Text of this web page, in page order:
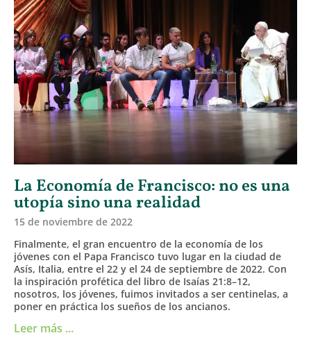
La Economía de Francisco: no es una
utopía sino una realidad
15 de noviembre de 2022
Finalmente, el gran encuentro de la economía de los
jóvenes con el Papa Francisco tuvo lugar en la ciudad de
Asís, Italia, entre el 22 y el 24 de septiembre de 2022. Con
la inspiración profética del libro de Isaías 21:8–12,
nosotros, los jóvenes, fuimos invitados a ser centinelas, a
poner en práctica los sueños de los ancianos.
Leer más ...